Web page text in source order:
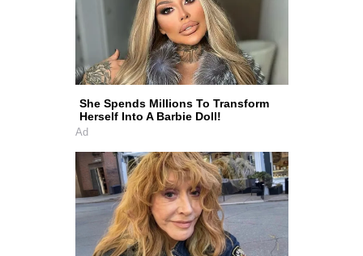
She Spends Millions To Transform
Herself Into A Barbie Doll!
Ad